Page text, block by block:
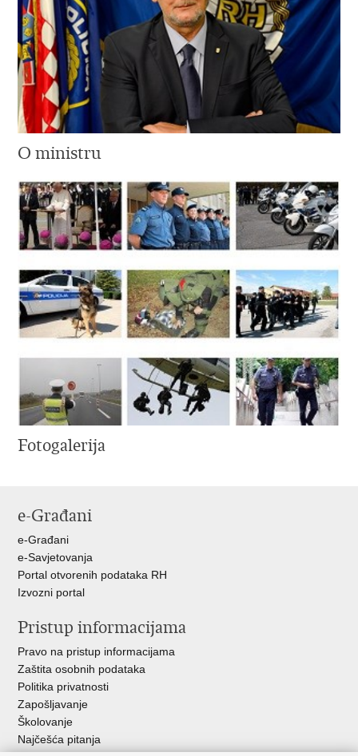
O ministru
Fotogalerija
e-Građani
e-Građani
e-Savjetovanja
Portal otvorenih podataka RH
Izvozni portal
Pristup informacijama
Pravo na pristup informacijama
Zaštita osobnih podataka
Politika privatnosti
Zapošljavanje
Školovanje
Najčešća pitanja